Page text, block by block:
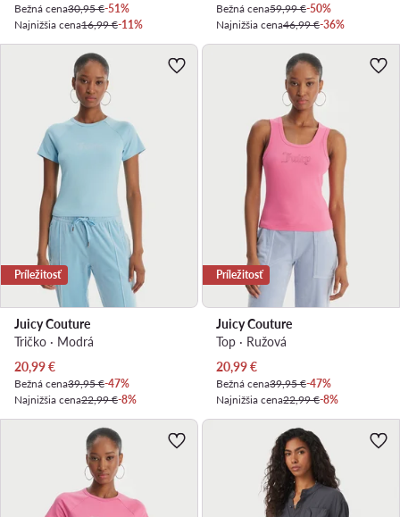
Bežná cena30,95 €-51%
Najnižšia cena16,99 €-11%
Bežná cena59,99 €-50%
Najnižšia cena46,99 €-36%
Príležitosť
Juicy Couture
Tričko · Modrá
Aktuálna cena
20,99€
Bežná cena39,95 €-47%
Najnižšia cena22,99 €-8%
Príležitosť
Juicy Couture
Top · Ružová
Aktuálna cena
20,99€
Bežná cena39,95 €-47%
Najnižšia cena22,99 €-8%